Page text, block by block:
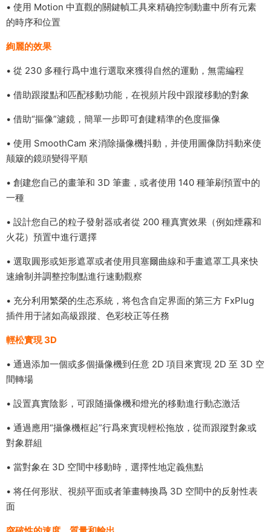
• 使用 Motion 中直觀的關鍵幀工具來精确控制動畫中所有元素
的時序和位置
絢麗的效果
• 從 230 多種行爲中進行選取來獲得自然的運動，無需編程
• 借助跟蹤點和匹配移動功能，在視頻片段中跟蹤移動的對象
• 借助“摳像”濾鏡，簡單一步即可創建精準的色度摳像
• 使用 SmoothCam 來消除攝像機抖動，并使用圖像防抖動來使
颠簸的鏡頭變得平順
• 創建您自己的畫筆和 3D 筆畫，或者使用 140 種筆刷預置中的
一種
• 設計您自己的粒子發射器或者從 200 種真實效果（例如煙霧和
火花）預置中進行選擇
• 選取圓形或矩形遮罩或者使用貝塞爾曲線和手畫遮罩工具來快
速繪制并調整控制點進行速動觀察
• 充分利用繁榮的生态系統，将包含自定界面的第三方 FxPlug
插件用于諸如高級跟蹤、色彩校正等任務
輕松實現 3D
• 通過添加一個或多個攝像機到任意 2D 項目來實現 2D 至 3D 空
間轉場
• 設置真實陰影，可跟随攝像機和燈光的移動進行動态激活
• 通過應用“攝像機框起”行爲來實現輕松拖放，從而跟蹤對象或
對象群組
• 當對象在 3D 空間中移動時，選擇性地定義焦點
• 将任何形狀、視頻平面或者筆畫轉換爲 3D 空間中的反射性表
面